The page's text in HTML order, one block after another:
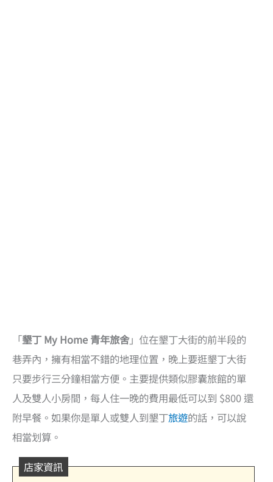
「墾丁 My Home 青年旅舍」位在墾丁大街的前半段的
巷弄內，擁有相當不錯的地理位置，晚上要逛墾丁大街
只要步行三分鐘相當方便。主要提供類似膠囊旅館的單
人及雙人小房間，每人住一晚的費用最低可以到 $800 還
附早餐。如果你是單人或雙人到墾丁旅遊的話，可以說
相當划算。
店家資訊